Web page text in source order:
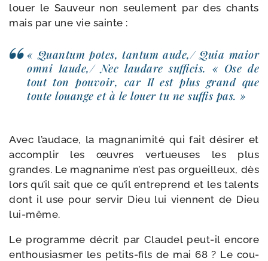
louer le Sauveur non seule­ment par des chants
mais par une vie sainte :
« Quantum potes, tan­tum aude,/ Quia maior
omni Iaude,/ Nec lau­dare suf­fi­cis. « Ose de
tout ton pou­voir, car Il est plus grand que
toute louange et à le louer tu ne suf­fis pas. »
Avec l’au­dace, la magna­ni­mi­té qui fait dési­rer et
accom­plir les œuvres ver­tueuses les plus
grandes. Le magna­nime n’est pas orgueilleux, dès
lors qu’il sait que ce qu’il entre­prend et les talents
dont il use pour ser­vir Dieu lui viennent de Dieu
lui-même.
Le pro­gramme décrit par Claudel peut-​il encore
enthou­sias­mer les petits-​fils de mai 68 ? Le cou­